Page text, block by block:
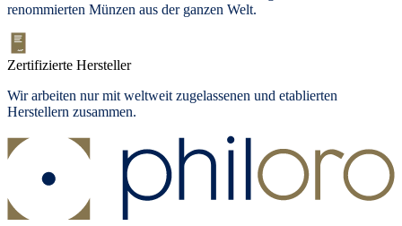
renommierten Münzen aus der ganzen Welt.
Zertifizierte Hersteller
Wir arbeiten nur mit weltweit zugelassenen und etablierten
Herstellern zusammen.